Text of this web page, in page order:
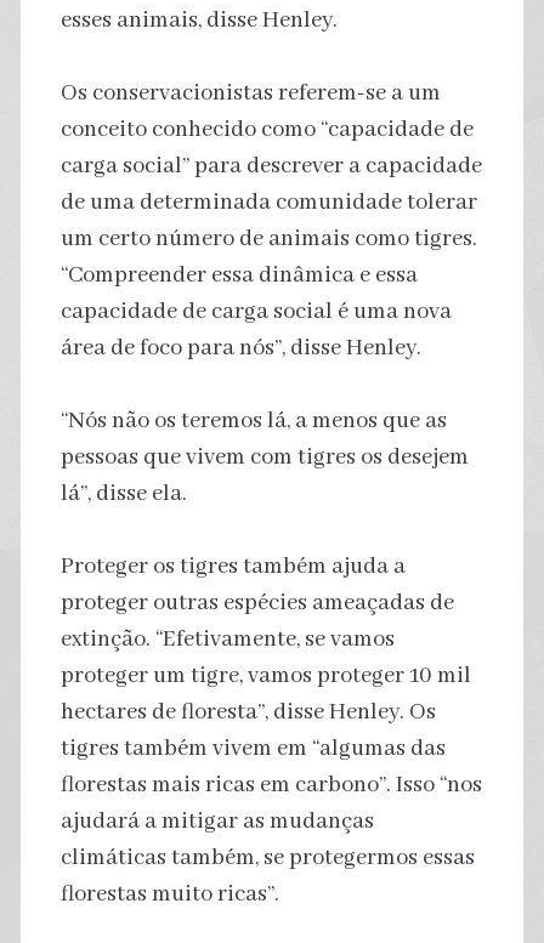
esses animais, disse Henley.
Os conservacionistas referem-se a um
conceito conhecido como “capacidade de
carga social” para descrever a capacidade
de uma determinada comunidade tolerar
um certo número de animais como tigres.
“Compreender essa dinâmica e essa
capacidade de carga social é uma nova
área de foco para nós”, disse Henley.
“Nós não os teremos lá, a menos que as
pessoas que vivem com tigres os desejem
lá”, disse ela.
Proteger os tigres também ajuda a
proteger outras espécies ameaçadas de
extinção. “Efetivamente, se vamos
proteger um tigre, vamos proteger 10 mil
hectares de floresta”, disse Henley. Os
tigres também vivem em “algumas das
florestas mais ricas em carbono”. Isso “nos
ajudará a mitigar as mudanças
climáticas também, se protegermos essas
florestas muito ricas”.